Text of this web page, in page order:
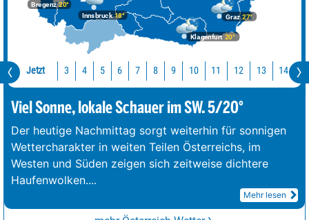
Bregenz20°
Graz27°
Innsbruck18°
Klagenfurt 20°
Jetzt 3 4 5 6 7 8 9 10 11 12 13 14
Viel Sonne, lokale Schauer im SW. 5/20°
Der heutige Nachmittag sorgt weiterhin für sonnigen
Wettercharakter in weiten Teilen Österreichs, im
Westen und Süden zeigen sich zeitweise dichtere
Haufenwolken....
Mehr lesen